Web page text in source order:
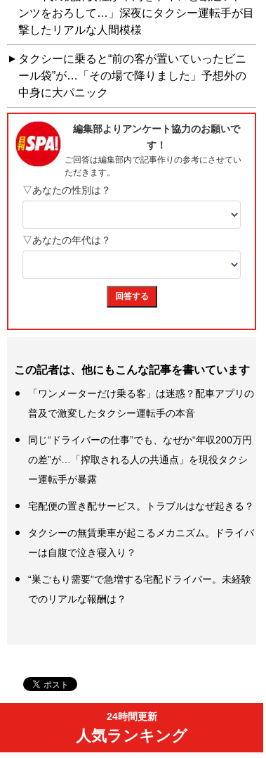
ンツをおろして…」深夜にタクシー運転手が目
撃したリアルな人間模様
タクシーに乗ると“前の客が置いていったビニ
ール袋”が…「その場で降りました」予想外の
中身に大パニック
この記者は、他にもこんな記事を書いています
「ワンメーターだけ乗る客」は迷惑？配車アプリの
普及で激変したタクシー運転手の本音
同じ“ドライバーの仕事”でも、なぜか“年収200万円
の差”が…「搾取される人の共通点」を現役タクシ
ー運転手が暴露
宅配便の置き配サービス。トラブルはなぜ起きる？
タクシーの無賃乗車が起こるメカニズム。ドライバ
ーは自腹で泣き寝入り？
“巣ごもり需要”で急増する宅配ドライバー。未経験
でのリアルな報酬は？
24時間更新
人気ランキング